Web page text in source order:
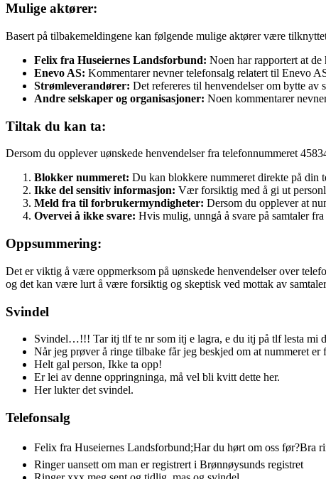
Mulige aktører:
Basert på tilbakemeldingene kan følgende mulige aktører være
Felix fra Huseiernes Landsforbund: Noen har rapportert at
Enevo AS: Kommentarer nevner telefonsalg relatert til Enevo
Strømleverandører: Det refereres til henvendelser om bytte av
Andre selskaper og organisasjoner: Noen kommentarer
Tiltak du kan ta:
Dersom du opplever uønskede henvendelser fra telefonnummeret
Blokker nummeret: Du kan blokkere nummeret direkte på din
Ikke del sensitiv informasjon: Vær forsiktig med å gi ut
Meld fra til forbrukermyndigheter: Dersom du opplever at
Overvei å ikke svare: Hvis mulig, unngå å svare på samtaler
Oppsummering:
Det er viktig å være oppmerksom på uønskede henvendelser over
og det kan være lurt å være forsiktig og skeptisk ved mottak av
Svindel
Svindel…!!! Tar itj tlf te nr som itj e lagra, e du itj på tlf lesta mi
Når jeg prøver å ringe tilbake får jeg beskjed om at nummeret er
Helt gal person, Ikke ta opp!
Er lei av denne oppringninga, må vel bli kvitt dette her.
Her lukter det svindel.
Telefonsalg
Felix fra Huseiernes Landsforbund;Har du hørt om oss før?Bra
Ringer uansett om man er registrert i Brønnøysunds registret